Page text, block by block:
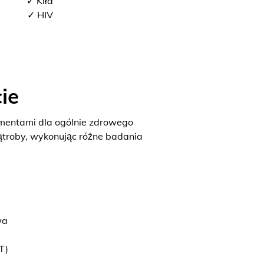
✓ HIV
dla ogólnie zdrowego
wykonując różne badania